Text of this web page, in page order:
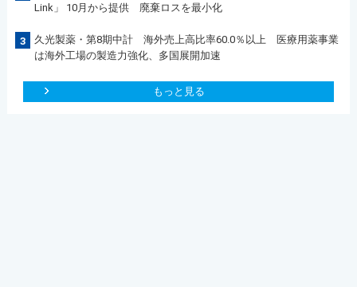
Link」 10月から提供 廃棄ロスを最小化
3
久光製薬・第8期中計 海外売上高比率60.0％以上 医療用薬事業
は海外工場の製造力強化、多国展開加速
もっと見る